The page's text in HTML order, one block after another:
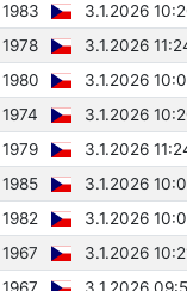
1983
3.1.2026
1978
3.1.2026
1980
3.1.2026
1974
3.1.2026
1979
3.1.2026
1985
3.1.2026
1982
3.1.2026
1967
3.1.2026